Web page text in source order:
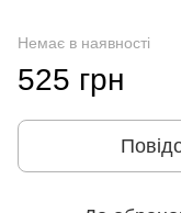
Немає в наявності
525 грн